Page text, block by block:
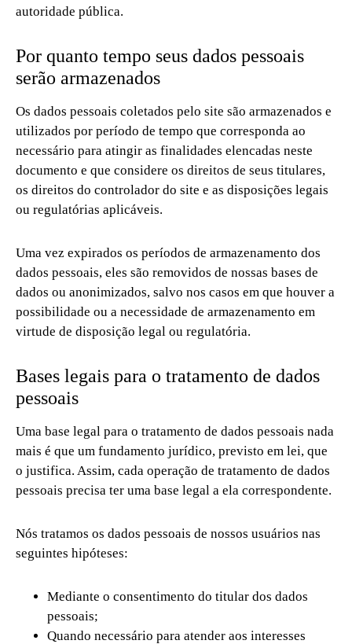
autoridade pública.
Por quanto tempo seus dados pessoais
serão armazenados
Os dados pessoais coletados pelo site são armazenados e
utilizados por período de tempo que corresponda ao
necessário para atingir as finalidades elencadas neste
documento e que considere os direitos de seus titulares,
os direitos do controlador do site e as disposições legais
ou regulatórias aplicáveis.
Uma vez expirados os períodos de armazenamento dos
dados pessoais, eles são removidos de nossas bases de
dados ou anonimizados, salvo nos casos em que houver a
possibilidade ou a necessidade de armazenamento em
virtude de disposição legal ou regulatória.
Bases legais para o tratamento de dados
pessoais
Uma base legal para o tratamento de dados pessoais nada
mais é que um fundamento jurídico, previsto em lei, que
o justifica. Assim, cada operação de tratamento de dados
pessoais precisa ter uma base legal a ela correspondente.
Nós tratamos os dados pessoais de nossos usuários nas
seguintes hipóteses:
Mediante o consentimento do titular dos dados
pessoais;
Quando necessário para atender aos interesses